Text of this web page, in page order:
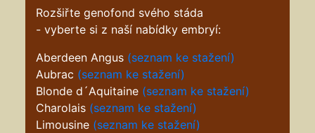
Rozšiřte genofond svého stáda
- vyberte si z naší nabídky embryí:
Aberdeen Angus (seznam ke stažení)
Aubrac (seznam ke stažení)
Blonde d´Aquitaine (seznam ke stažení)
Charolais (seznam ke stažení)
Limousine (seznam ke stažení)